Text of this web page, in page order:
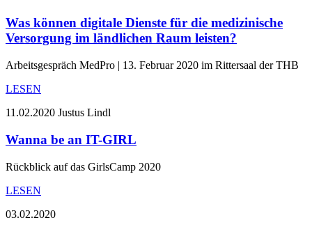
Was können digitale Dienste für die medizinische
Versorgung im ländlichen Raum leisten?
Arbeitsgespräch MedPro | 13. Februar 2020 im Rittersaal der THB
LESEN
11.02.2020 Justus Lindl
Wanna be an IT-GIRL
Rückblick auf das GirlsCamp 2020
LESEN
03.02.2020